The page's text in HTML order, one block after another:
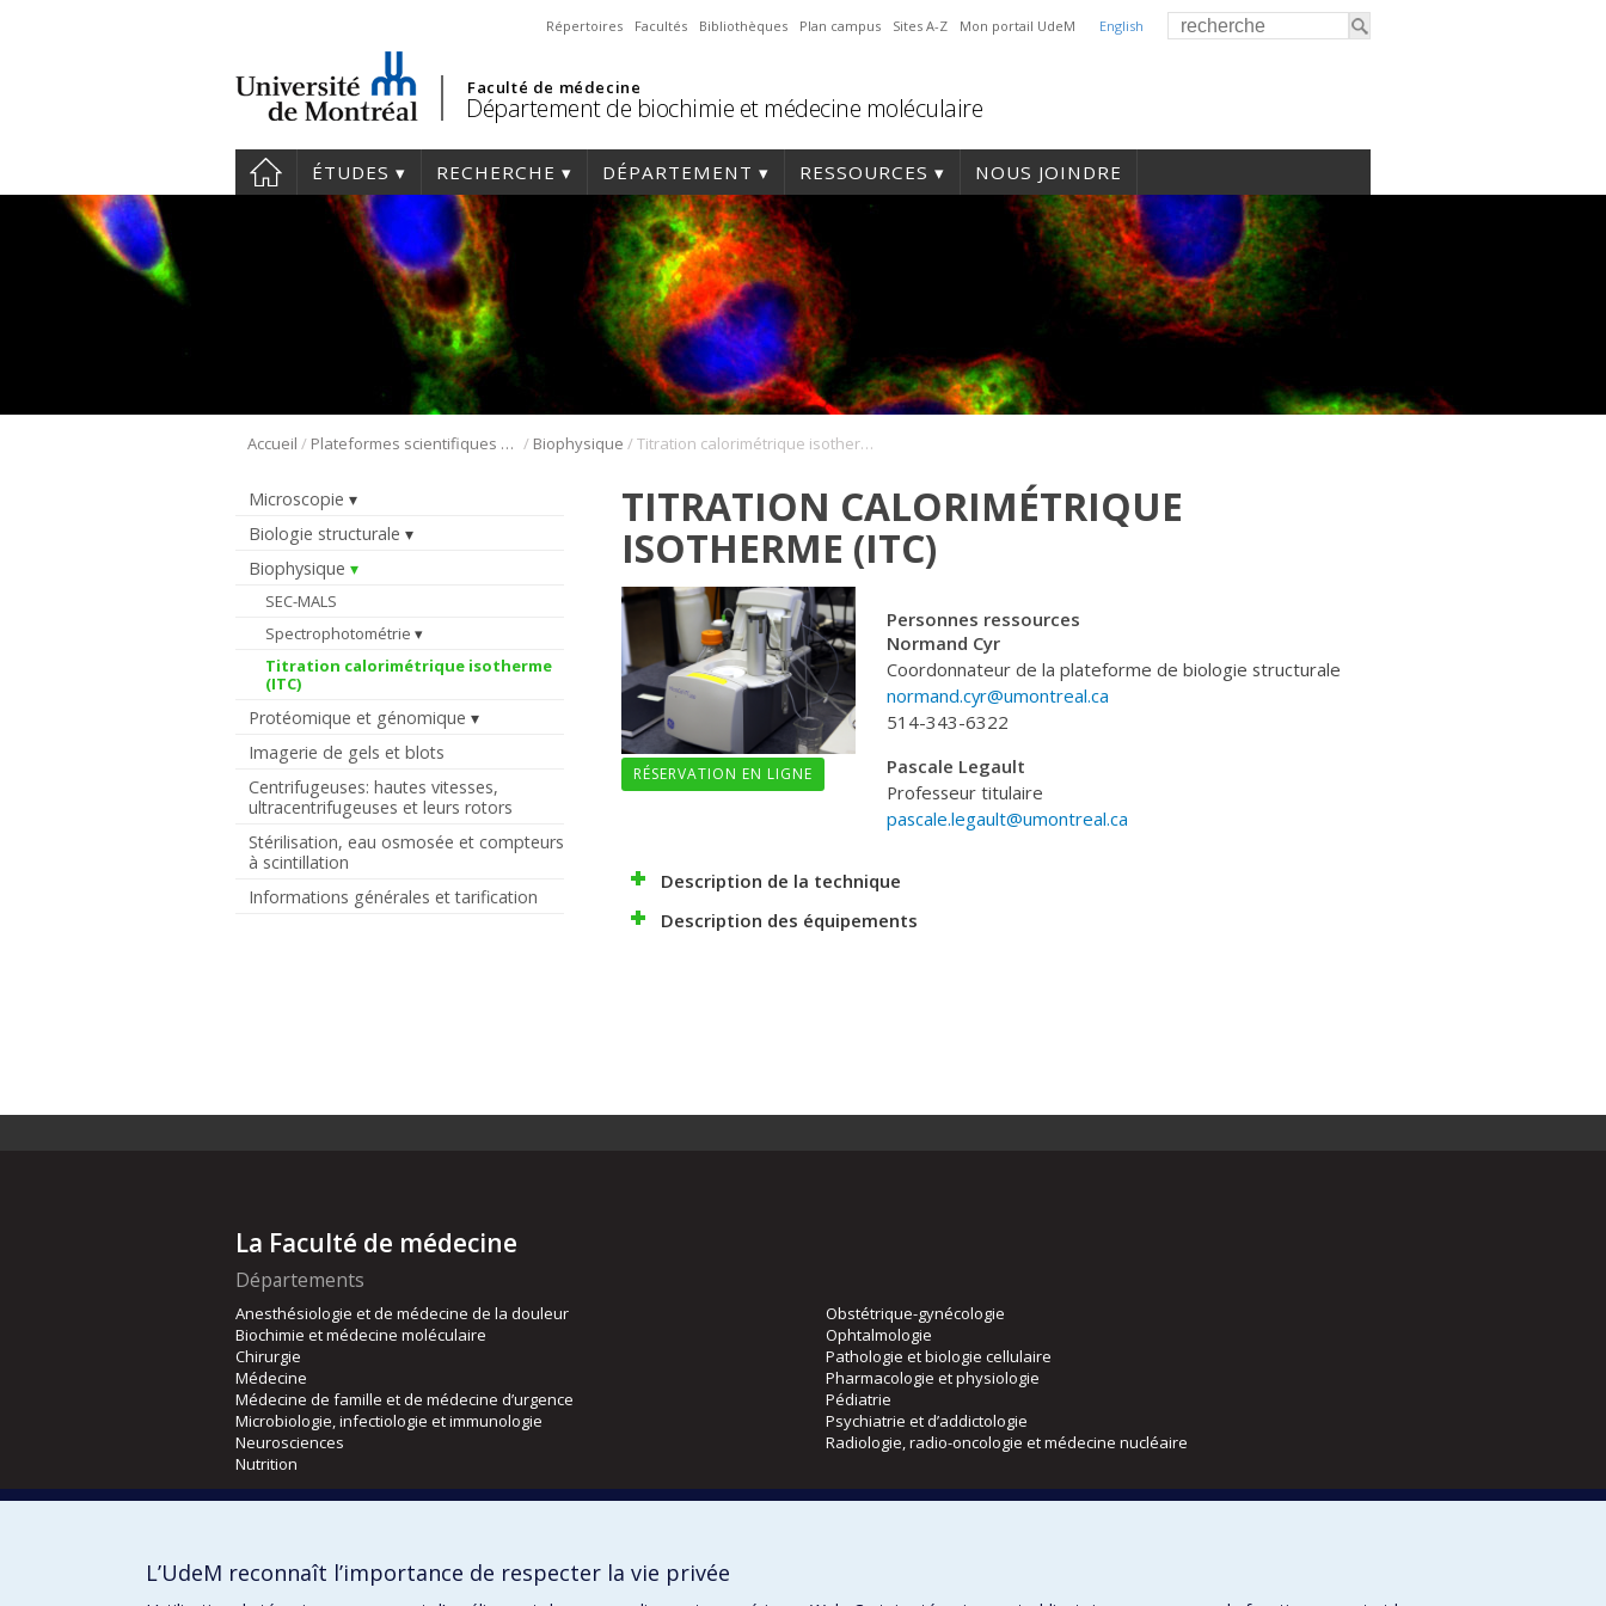
English
Répertoires Facultés Bibliothèques Plan campus Sites A-Z Mon portail UdeM
Faculté de médecine
Département de biochimie et médecine moléculaire
ÉTUDES RECHERCHE DÉPARTEMENT RESSOURCES NOUS JOINDRE
Accueil / Plateformes scientifiques BMM / Biophysique / Titration calorimétrique isotherme (ITC)
Microscopie
Biologie structurale
Biophysique
SEC-MALS
Spectrophotométrie
Titration calorimétrique isotherme
(ITC)
Protéomique et génomique
Imagerie de gels et blots
Centrifugeuses: hautes vitesses,
ultracentrifugeuses et leurs rotors
Stérilisation, eau osmosée et compteurs
à scintillation
Informations générales et tarification
TITRATION CALORIMÉTRIQUE
ISOTHERME (ITC)
RÉSERVATION EN LIGNE
Personnes ressources
Normand Cyr
Coordonnateur de la plateforme de biologie structurale
normand.cyr@umontreal.ca
514-343-6322
Pascale Legault
Professeur titulaire
pascale.legault@umontreal.ca
Description de la technique
Description des équipements
La Faculté de médecine
Départements
Anesthésiologie et de médecine de la douleur
Biochimie et médecine moléculaire
Chirurgie
Médecine
Médecine de famille et de médecine d’urgence
Microbiologie, infectiologie et immunologie
Neurosciences
Nutrition
Obstétrique-gynécologie
Ophtalmologie
Pathologie et biologie cellulaire
Pharmacologie et physiologie
Pédiatrie
Psychiatrie et d’addictologie
Radiologie, radio-oncologie et médecine nucléaire
Orthophonie et audiologie
L’UdeM reconnaît l’importance de respecter la vie privée